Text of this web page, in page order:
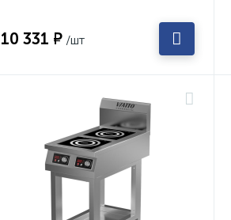
10 331 ₽ /шт